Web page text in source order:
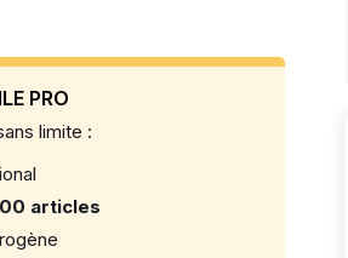
PRO
limite :
articles